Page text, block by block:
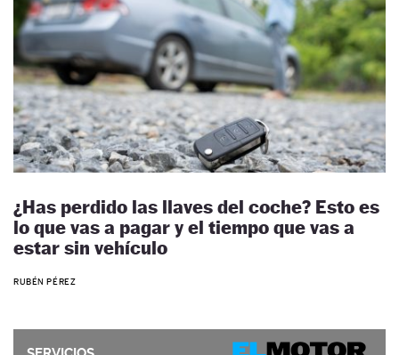
¿Has perdido las llaves del coche? Esto es
lo que vas a pagar y el tiempo que vas a
estar sin vehículo
RUBÉN PÉREZ